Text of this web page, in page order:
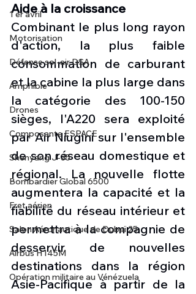
1 er avril
Motorisation
Défense sol-air DSA
Amphibie
Drones
Composante ESPACE
Shenyang J-35
Bombardier Global 6500
Fret aérien
Salon Aéronautique de Dubaï 25
Airbus H145M
Opération militaire au Vénézuela
Aide à la croissance
Combinant le plus long rayon
d'action, la plus faible
consommation de carburant
et la cabine la plus large dans
la catégorie des 100-150
sièges, l'A220 sera exploité
par Air Niugini sur l'ensemble
de son réseau domestique et
régional. La nouvelle flotte
augmentera la capacité et la
fiabilité du réseau intérieur et
permettra à la compagnie de
desservir de nouvelles
destinations dans la région
Asie-Pacifique à partir de la